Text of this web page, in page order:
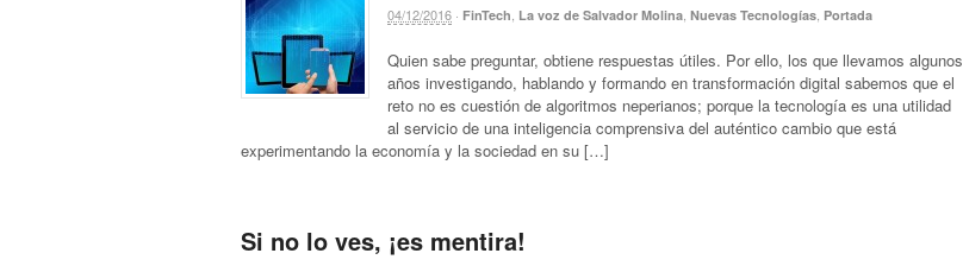
04/12/2016 · FinTech La voz de Salvador Molina Nuevas Tecnologías Portada
Quien sabe preguntar, obtiene respuestas útiles. Por ello, los que llevamos algunos
años investigando, hablando y formando en transformación digital sabemos que el
reto no es cuestión de algoritmos neperianos; porque la tecnología es una utilidad
al servicio de una inteligencia comprensiva del auténtico cambio que está
experimentando la economía y la sociedad en su […]
Si no lo ves, ¡es mentira!